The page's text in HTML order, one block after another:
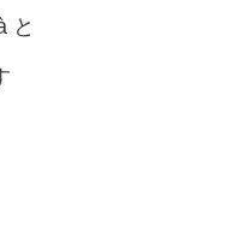
と